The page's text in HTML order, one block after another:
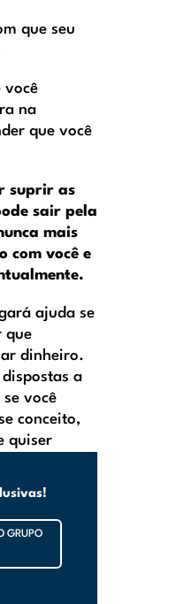
que seu
você
na
que você
suprir as
sair pela
mais
com você e
ajuda se
que
dinheiro.
dispostas a
você
conceito,
quiser
GRUPO